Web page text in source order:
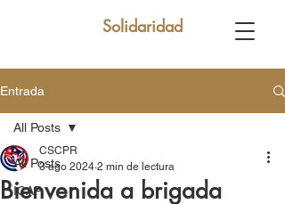
Solidaridad
Entrada
All Posts
ICAP
All Posts
Bienvenida a brigada
CSCPR
3 ago 2024 2 min de lectura